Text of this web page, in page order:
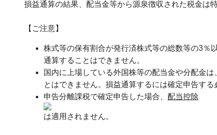
損益通算の結果、配当金等から源泉徴収された税金は
【ご注意】
株式等の保有割合が発行済株式等の総数等の3％
通算することはできません。
国内に上場している外国株等の配当金や分配金
とはできません。損益通算するには確定申告す
申告分離課税で確定申告した場合、 配当控除
は適用されません。